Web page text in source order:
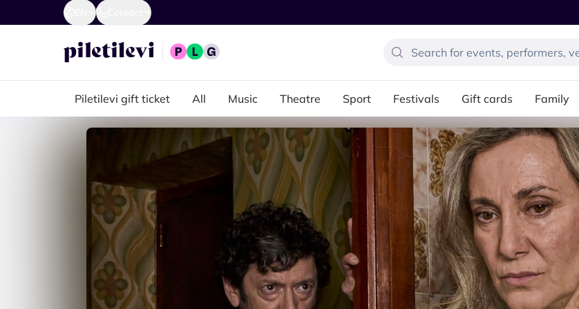
Piletilevi gift ticket All Music Theatre Sport Festivals Gift cards Family